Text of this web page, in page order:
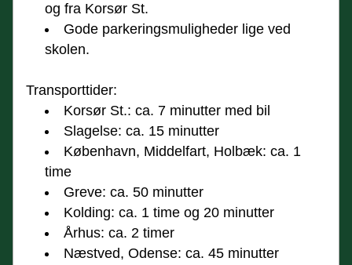
og fra Korsør St.
Gode parkeringsmuligheder lige ved
skolen.
Transporttider:
Korsør St.: ca. 7 minutter med bil
Slagelse: ca. 15 minutter
København, Middelfart, Holbæk: ca. 1
time
Greve: ca. 50 minutter
Kolding: ca. 1 time og 20 minutter
Århus: ca. 2 timer
Næstved, Odense: ca. 45 minutter